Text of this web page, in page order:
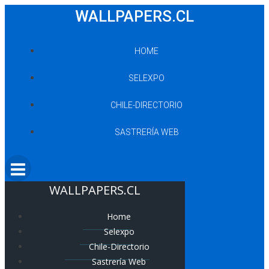
WALLPAPERS.CL
HOME
SELEXPO
CHILE-DIRECTORIO
SASTRERÍA WEB
WALLPAPERS.CL
Home
Selexpo
Chile-Directorio
Sastrería Web